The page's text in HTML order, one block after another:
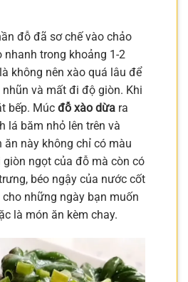
đỗ đã sơ chế vào chảo
nhanh trong khoảng 1-2
không nên xào quá lâu để
và mất đi độ giòn. Khi
bếp. Múc đỗ xào dừa ra
lá băm nhỏ lên trên và
này không chỉ có màu
ngọt của đỗ mà còn có
béo ngậy của nước cốt
những ngày bạn muốn
là món ăn kèm chay.